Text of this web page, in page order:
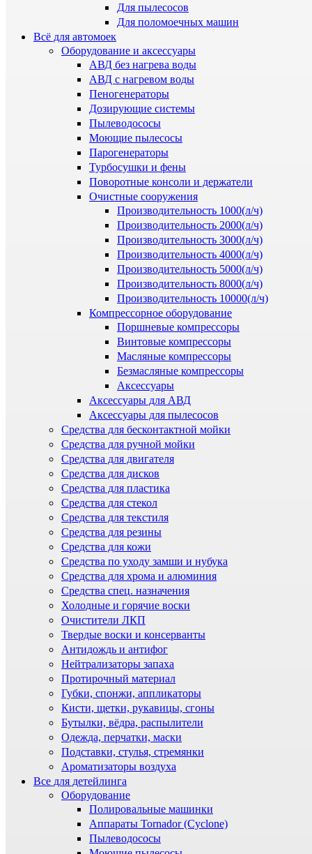
Для пылесосов
Для поломоечных машин
Всё для автомоек
Оборудование и аксессуары
АВД без нагрева воды
АВД с нагревом воды
Пеногенераторы
Дозирующие системы
Пылеводососы
Моющие пылесосы
Парогенераторы
Турбосушки и фены
Поворотные консоли и держатели
Очистные сооружения
Производительность 1000(л/ч)
Производительность 2000(л/ч)
Производительность 3000(л/ч)
Производительность 4000(л/ч)
Производительность 5000(л/ч)
Производительность 8000(л/ч)
Производительность 10000(л/ч)
Компрессорное оборудование
Поршневые компрессоры
Винтовые компрессоры
Масляные компрессоры
Безмасляные компрессоры
Аксессуары
Аксессуары для АВД
Аксессуары для пылесосов
Средства для бесконтактной мойки
Средства для ручной мойки
Средства для двигателя
Средства для дисков
Средства для пластика
Средства для стекол
Средства для текстиля
Средства для резины
Средства для кожи
Средства по уходу замши и нубука
Средства для хрома и алюминия
Средства спец. назначения
Холодные и горячие воски
Очистители ЛКП
Твердые воски и консерванты
Антидождь и антифог
Нейтрализаторы запаха
Протирочный материал
Губки, спонжи, аппликаторы
Кисти, щетки, рукавицы, сгоны
Бутылки, вёдра, распылители
Одежда, перчатки, маски
Подставки, стулья, стремянки
Ароматизаторы воздуха
Все для детейлинга
Оборудование
Полировальные машинки
Аппараты Tornador (Cyclone)
Пылеводососы